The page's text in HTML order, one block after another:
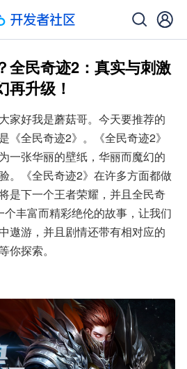
全民奇迹2：真实与刺激
再升级！
家好我是蘑菇哥。今天要推荐的
《全民奇迹2》。《全民奇迹2》
一张华丽的壁纸，华丽而魔幻的
。《全民奇迹2》在许多方面都做
是下一个王者荣耀，并且全民奇
丰富而精彩绝伦的故事，让我们
遨游，并且剧情还带有相对应的
你探索。